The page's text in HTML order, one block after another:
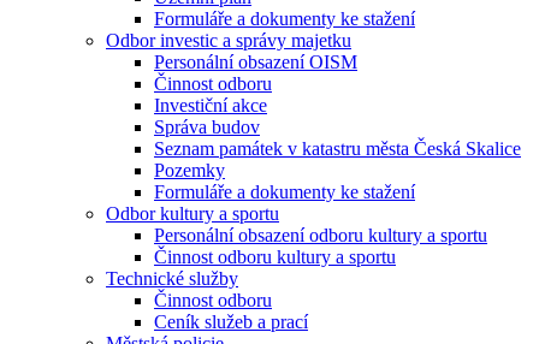
Formuláře a dokumenty ke stažení
Odbor investic a správy majetku
Personální obsazení OISM
Činnost odboru
Investiční akce
Správa budov
Seznam památek v katastru města Česká Skalice
Pozemky
Formuláře a dokumenty ke stažení
Odbor kultury a sportu
Personální obsazení odboru kultury a sportu
Činnost odboru kultury a sportu
Technické služby
Činnost odboru
Ceník služeb a prací